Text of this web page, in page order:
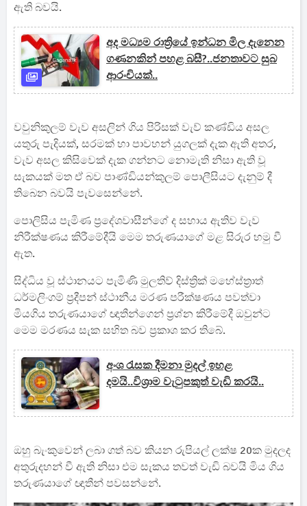
ඇති බවයි.
අද මධ්‍යම රාත්‍රියේ ඉන්ධන මිල දැනෙන
ගණනකින් පහළ බසී?..ජනතාවට සුබ
ආරංචියක්..
වවුනිකුලම් වැව අසලින් ගිය පිරිසක් වැව් කණ්ඩිය අසල
යතුරු පැදියක්, සරමක් හා පාවහන් යුගලක් දැක ඇති අතර,
වැව අසල කිසිවෙක් දැක ගන්නට නොමැති නිසා ඇති වූ
සැකයක් මත ඒ බව පාණ්ඩියන්කුලම් පොලීසියට දැනුම් දී
තිබෙන බවයි පැවසෙන්නේ.
පොලිසිය පැමිණ ප්‍රදේශවාසීන්ගේ ද සහාය ඇතිව වැව
නිරීක්ෂණය කිරීමේදීයි මෙම තරුණයාගේ මළ සිරුර හමු වී
ඇත.
සිද්ධිය වූ ස්ථානයට පැමිණි මුලතිව් දිස්ත්‍රික් මහේස්ත්‍රාත්
ධර්මලිංගම් ප්‍රදීපන් ස්ථානීය මරණ පරීක්ෂණය පවත්වා
මියගිය තරුණයාගේ ඥාතීන්ගෙන් ප්‍රශ්න කිරීමේදී ඔවුන්ට
මෙම මරණය සැක සහිත බව ප්‍රකාශ කර තිබේ.
අංශ රැසක දීමනා මුදල් ඉහළ
දමයි..විශ්‍රාම වැටුපකුත් වැඩි කරයි..
ඔහු බැංකුවෙන් ලබා ගත් බව කියන රුපියල් ලක්ෂ 20ක මුදලද
අතුරුදහන් වී ඇති නිසා එම සැකය තවත් වැඩි බවයි මිය ගිය
තරුණයාගේ ඥාතීන් පවසන්නේ.